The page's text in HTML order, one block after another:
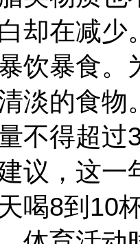
却在减少
饮暴食。
淡的食物
不得超
，这一
喝8到10